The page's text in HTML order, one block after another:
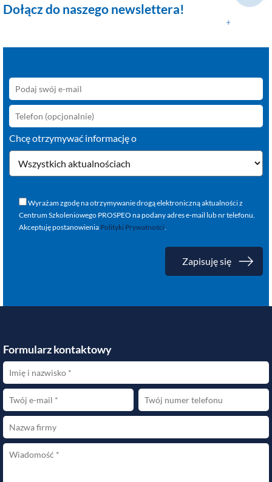
Dołącz do naszego newslettera!
Chcę otrzymywać informację o
Wyrażam zgodę na otrzymywanie drogą elektroniczną aktualności z
Centrum Szkoleniowego PROSPEO na podany adres e-mail lub nr telefonu.
Akceptuję postanowienia Polityki Prywatności
Formularz kontaktowy